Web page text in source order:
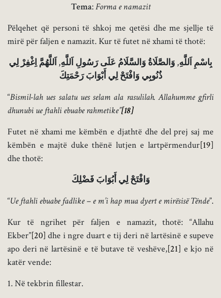
Tema: Forma e namazit
Pëlqehet që personi të shkoj me qetësi dhe me sjellje të
mirë për faljen e namazit. Kur të futet në xhami të thotë:
بِاسْمِ اَللَّهِ, وَالصَّلَاةُ وَالسَّلَامُ عَلَى رَسُولِ اَللَّهِ, اَللَّهُمَّ اِغْفِرْ لِي
ذُنُوبِي وَافْتَحْ لِي أَبْوَابَ رَحْمَتِكَ
“Bismil-lah ues salatu ues selam ala rasulilah. Allahumme gfirli
dhunubi ue ftahli ebuabe rahmetike”[18]
Futet në xhami me këmbën e djathtë dhe del prej saj me
këmbën e majtë duke thënë lutjen e lartpërmendur[19]
dhe thotë:
وَافْتَحْ لِي أَبُوَابَ فَضْلِكَ
“Ue ftahli ebuabe fadlike – e m’i hap mua dyert e mirësisë Tënde”.
Kur të ngrihet për faljen e namazit, thotë: “Allahu
Ekber”[20] dhe i ngre duart e tij deri në lartësinë e supeve
apo deri në lartësinë e të butave të veshëve,[21] e kjo në
katër vende:
1. Në tekbrin fillestar.